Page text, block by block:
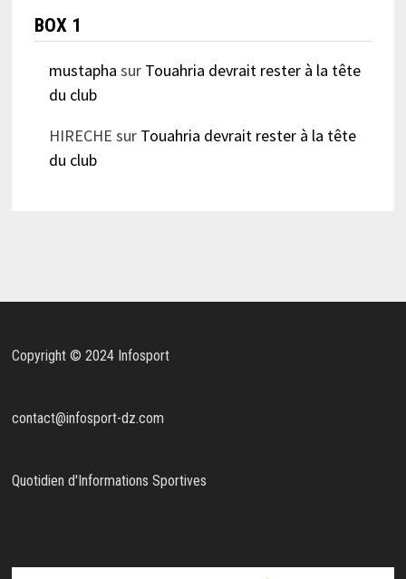
BOX 1
mustapha sur Touahria devrait rester à la tête
du club
HIRECHE sur Touahria devrait rester à la tête
du club
Copyright © 2024 Infosport
contact@infosport-dz.com
Quotidien d'Informations Sportives